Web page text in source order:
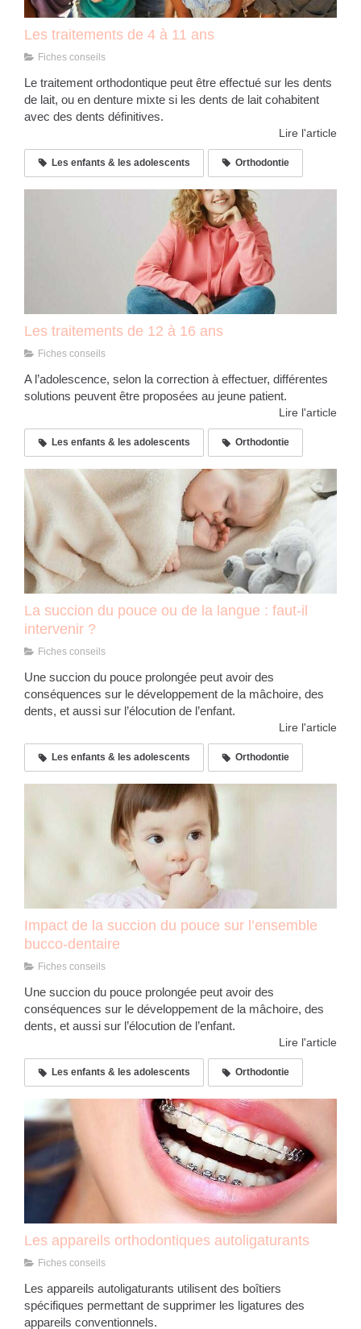
Les traitements de 4 à 11 ans
Fiches conseils
Le traitement orthodontique peut être effectué sur les dents
de lait, ou en denture mixte si les dents de lait cohabitent
avec des dents définitives.
Lire l'article
Les enfants & les adolescents Orthodontie
Les traitements de 12 à 16 ans
Fiches conseils
A l’adolescence, selon la correction à effectuer, différentes
solutions peuvent être proposées au jeune patient.
Lire l'article
Les enfants & les adolescents Orthodontie
La succion du pouce ou de la langue : faut-il
intervenir ?
Fiches conseils
Une succion du pouce prolongée peut avoir des
conséquences sur le développement de la mâchoire, des
dents, et aussi sur l’élocution de l’enfant.
Lire l'article
Les enfants & les adolescents Orthodontie
Impact de la succion du pouce sur l’ensemble
bucco-dentaire
Fiches conseils
Une succion du pouce prolongée peut avoir des
conséquences sur le développement de la mâchoire, des
dents, et aussi sur l’élocution de l’enfant.
Lire l'article
Les enfants & les adolescents Orthodontie
Les appareils orthodontiques autoligaturants
Fiches conseils
Les appareils autoligaturants utilisent des boîtiers
spécifiques permettant de supprimer les ligatures des
appareils conventionnels.